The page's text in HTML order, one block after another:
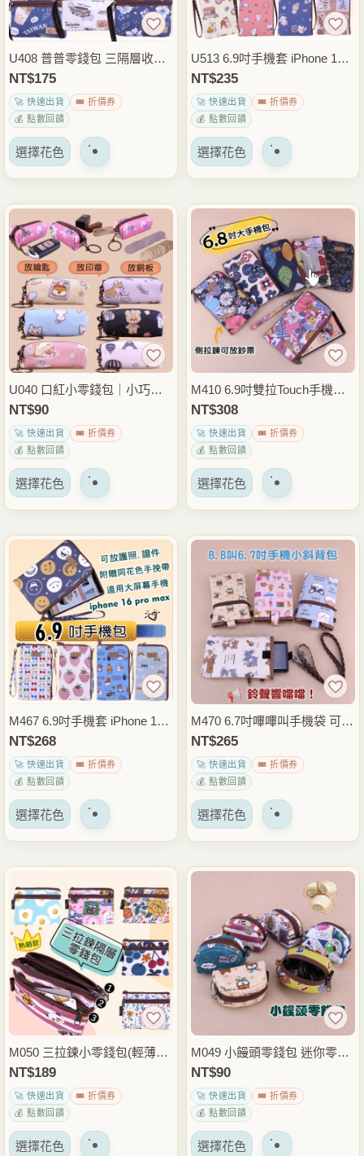
在
產
頁
上
擇
在
產
頁
上
擇
U408 普普零錢包 三隔層收納
｜三格收納零錢鑰匙｜輕巧隨
身包｜日常必備
NT$175
🚀 快速出貨
🎟️ 折價券
💰 點數回饋
選擇花色 該
有
多
種
變
體。
可
以
在
產
頁
上
擇
U513 6.9吋手機套 iPhone 17 P
ro Max手機包 單拉鍊手機收納
包 6.8吋6.7吋適用 外出通勤隨
身包 雨朵防水包
NT$235
🚀 快速出貨
🎟️ 折價券
💰 點數回饋
選擇花色 該
有
多
種
變
體。
可
以
在
頁
上
擇
U040 口紅小零錢包｜小巧收
納｜印章口紅零錢整理｜隨身
便攜小包
NT$90
🚀 快速出貨
🎟️ 折價券
💰 點數回饋
選擇花色 該
有
多
種
變
體。
可
以
在
產
頁
上
擇
M410 6.9吋雙拉Touch手機套 i
Phone 17 Pro Max手機包 6.8
吋6.7吋適用 防潑水手機收納
包 雨朵防水包
NT$308
🚀 快速出貨
🎟️ 折價券
💰 點數回饋
選擇花色 該
有
多
種
變
體。
可
以
在
產
頁
上
擇
M467 6.9吋手機套 iPhone 17
Pro Max手機包 單拉鍊手機收
納包 6.8吋6.7吋適用 外出通勤
隨身包 雨朵防水包
NT$268
🚀 快速出貨
🎟️ 折價券
💰 點數回饋
選擇花色 該
有
多
種
變
體。
可
以
在
產
頁
上
擇
M470 6.7吋嗶嗶叫手機袋 可拆
斜背帶手機包 防潑水小側背包
悠遊卡感應卡收納 包內隨身收
納包 雨朵防水包
NT$265
🚀 快速出貨
🎟️ 折價券
💰 點數回饋
選擇花色 該
有
變
體。
可
以
在
頁
上
擇
M050 三拉鍊小零錢包(輕薄款)
｜耐用防水｜三拉收納零錢卡
片｜隨身小包
NT$189
🚀 快速出貨
🎟️ 折價券
💰 點數回饋
選擇花色 該
M049 小饅頭零錢包 迷你零錢
包 鑰匙包 耳機包 隨身小物收
納包
NT$90
🚀 快速出貨
🎟️ 折價券
💰 點數回饋
選擇花色 該